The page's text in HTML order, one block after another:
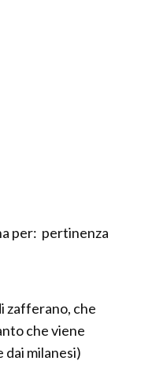
per: pertinenza
zafferano, che
che viene
dai milanesi)